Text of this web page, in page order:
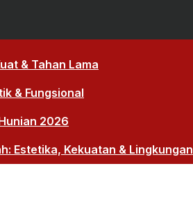
& Tahan Lama
& Fungsional
2026
Estetika, Kekuatan & Lingkungan